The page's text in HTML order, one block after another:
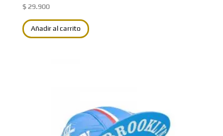
$29.900
Añadir al carrito